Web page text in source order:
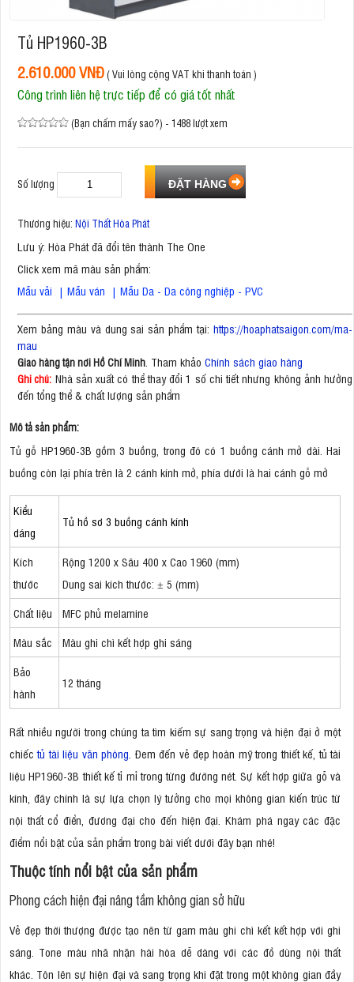
Tủ HP1960-3B
2.610.000 VNĐ( Vui lòng cộng VAT khi thanh toán )
Công trình liên hệ trực tiếp để có giá tốt nhất
(Bạn chấm mấy sao?) - 1488 lượt xem
Số lượng
Thương hiệu: Nội Thất Hòa Phát
Lưu ý: Hòa Phát đã đổi tên thành The One
Click xem mã màu sản phẩm:
Mẫu vải | Mẫu ván | Mẫu Da - Da công nghiệp - PVC
Xem bảng màu và dung sai sản phẩm tại: https://hoaphatsaigon.com/ma-
mau
Giao hàng tận nơi Hồ Chí Minh . Tham khảo Chính sách giao hàng
Ghi chú: Nhà sản xuất có thể thay đổi 1 số chi tiết nhưng không ảnh hưởng
đến tổng thể & chất lượng sản phẩm
Mô tả sản phẩm:
Tủ gỗ HP1960-3B gồm 3 buồng, trong đó có 1 buồng cánh mở dài. Hai
buồng còn lại phía trên là 2 cánh kính mở, phía dưới là hai cánh gỗ mở
Kiểu
dáng
Tủ hồ sơ 3 buồng cánh kính
Kích
thước
Rộng 1200 x Sâu 400 x Cao 1960 (mm)
Dung sai kích thước: ± 5 (mm)
Chất liệu
MFC phủ melamine
Màu sắc
Màu ghi chì kết hợp ghi sáng
Bảo
hành
12 tháng
Rất nhiều người trong chúng ta tìm kiếm sự sang trọng và hiện đại ở một
chiếctủ tài liệu văn phòng . Đem đến vẻ đẹp hoàn mỹ trong thiết kế, tủ tài
liệu HP1960-3B thiết kế tỉ mỉ trong từng đường nét. Sự kết hợp giữa gỗ và
kính, đây chính là sự lựa chọn lý tưởng cho mọi không gian kiến trúc từ
nội thất cổ điển, đương đại cho đến hiện đại. Khám phá ngay các đặc
điểm nổi bật của sản phẩm trong bài viết dưới đây bạn nhé!
Thuộc tính nổi bật của sản phẩm
Phong cách hiện đại nâng tầm không gian sở hữu
Vẻ đẹp thời thượng được tạo nên từ gam màu ghi chì kết kết hợp với ghi
sáng. Tone màu nhã nhặn hài hòa dễ dàng với các đồ dùng nội thất
khác. Tôn lên sự hiện đại và sang trọng khi đặt trong một không gian đầy